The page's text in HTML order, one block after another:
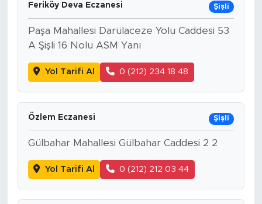
Feriköy Deva Eczanesi Şişli
Paşa Mahallesi Darülaceze Yolu Caddesi 53
A Şişli 16 Nolu ASM Yanı
Yol Tarifi Al 0 (212) 234 18 48
Özlem Eczanesi Şişli
Gülbahar Mahallesi Gülbahar Caddesi 2 2
Yol Tarifi Al 0 (212) 212 03 44